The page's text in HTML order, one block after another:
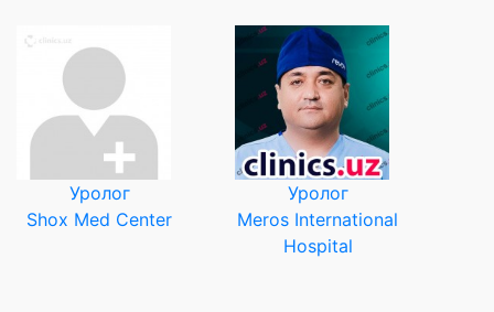
Уролог
Shox Med Center
Уролог
Meros International
Hospital